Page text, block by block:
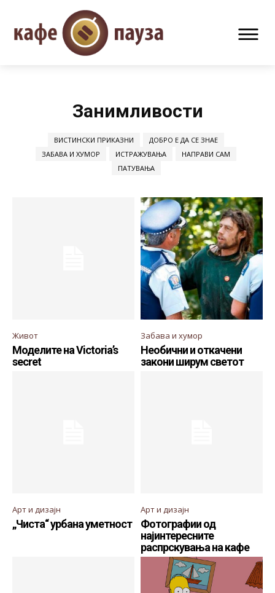
Занимливости
ВИСТИНСКИ ПРИКАЗНИ
ДОБРО Е ДА СЕ ЗНАЕ
ЗАБАВА И ХУМОР
ИСТРАЖУВАЊА
НАПРАВИ САМ
ПАТУВАЊА
Живот
Моделите на Victoria’s
secret
Забава и хумор
Необични и откачени
закони ширум светот
Арт и дизајн
„Чиста“ урбана уметност
Арт и дизајн
Фотографии од
најинтересните
распрскувања на кафе